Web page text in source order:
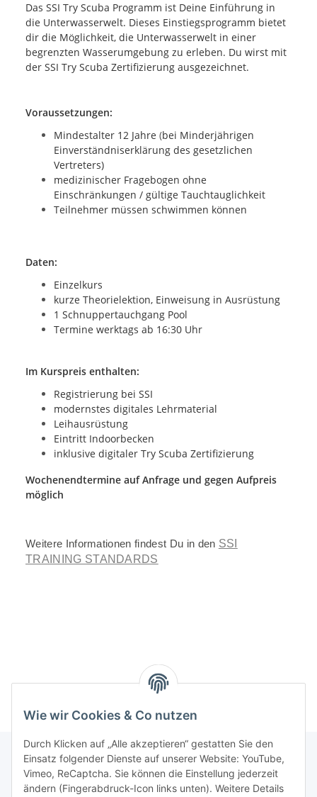
Wie wir Cookies & Co nutzen
Durch Klicken auf „Alle akzeptieren“ gestatten Sie den
Einsatz folgender Dienste auf unserer Website: YouTube,
Vimeo, ReCaptcha. Sie können die Einstellung jederzeit
ändern (Fingerabdruck-Icon links unten). Weitere Details
Das SSI Try Scuba Programm ist Deine Einführung in
die Unterwasserwelt. Dieses Einstiegsprogramm bietet
dir die Möglichkeit, die Unterwasserwelt in einer
begrenzten Wasserumgebung zu erleben. Du wirst mit
der SSI Try Scuba Zertifizierung ausgezeichnet.
Voraussetzungen:
Mindestalter 12 Jahre (bei Minderjährigen
Einverständniserklärung des gesetzlichen
Vertreters)
medizinischer Fragebogen ohne
Einschränkungen / gültige Tauchtauglichkeit
Teilnehmer müssen schwimmen können
Daten:
Einzelkurs
kurze Theorielektion, Einweisung in Ausrüstung
1 Schnuppertauchgang Pool
Termine werktags ab 16:30 Uhr
Im Kurspreis enthalten:
Registrierung bei SSI
modernstes digitales Lehrmaterial
Leihausrüstung
Eintritt Indoorbecken
inklusive digitaler Try Scuba Zertifizierung
Wochenendtermine auf Anfrage und gegen Aufpreis
möglich
Weitere Informationen findest Du in den SSI
TRAINING STANDARDS
Informationen